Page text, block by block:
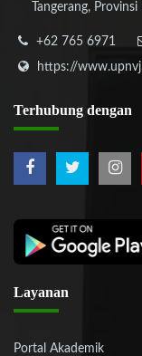
Tangerang,
+62 765 6971
https://
Terhubung dengan
Layanan
Portal Akademik